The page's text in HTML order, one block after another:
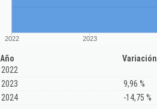
2022 2023
Año
Variación
2022
2023
9,96 %
2024
-14,75 %